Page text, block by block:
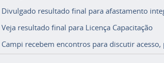
Divulgado resultado final para afastamento
Veja resultado final para Licença Capacitação
Campi recebem encontros para discutir